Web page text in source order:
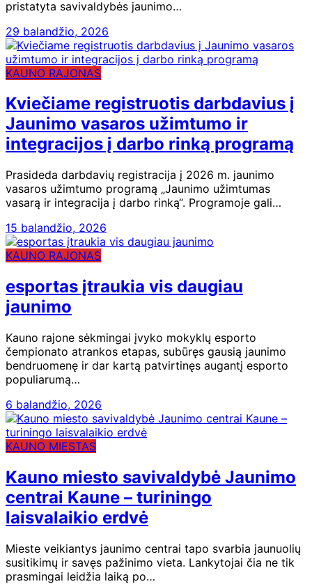
pristatyta savivaldybės jaunimo…
29 balandžio, 2026
KAUNO RAJONAS
Kviečiame registruotis darbdavius į
Jaunimo vasaros užimtumo ir
integracijos į darbo rinką programą
Prasideda darbdavių registracija į 2026 m. jaunimo
vasaros užimtumo programą „Jaunimo užimtumas
vasarą ir integracija į darbo rinką“. Programoje gali…
15 balandžio, 2026
KAUNO RAJONAS
esportas įtraukia vis daugiau
jaunimo
Kauno rajone sėkmingai įvyko mokyklų esporto
čempionato atrankos etapas, subūręs gausią jaunimo
bendruomenę ir dar kartą patvirtinęs augantį esporto
populiarumą…
6 balandžio, 2026
KAUNO MIESTAS
Kauno miesto savivaldybė Jaunimo
centrai Kaune – turiningo
laisvalaikio erdvė
Mieste veikiantys jaunimo centrai tapo svarbia jaunuolių
susitikimų ir savęs pažinimo vieta. Lankytojai čia ne tik
prasmingai leidžia laiką po…